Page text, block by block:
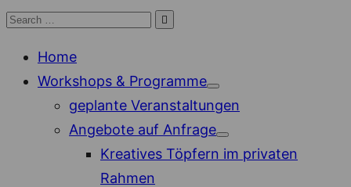
Skip
content
Search

Search
Home
Workshops & Programme
Show
sub
menu
geplante Veranstaltungen
Angebote auf Anfrage
Show
sub
menu
Kreatives Töpfern im privaten
Rahmen